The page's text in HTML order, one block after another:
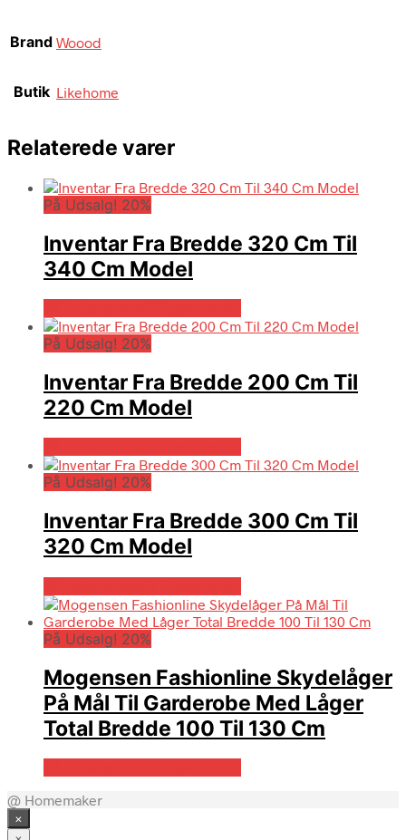
Brand Woood
Butik Likehome
Relaterede varer
På Udsalg! 20%
Inventar Fra Bredde 320 Cm Til
340 Cm Model
På Udsalg! 20%
Inventar Fra Bredde 200 Cm Til
220 Cm Model
På Udsalg! 20%
Inventar Fra Bredde 300 Cm Til
320 Cm Model
På Udsalg! 20%
Mogensen Fashionline Skydelåger
På Mål Til Garderobe Med Låger
Total Bredde 100 Til 130 Cm
@ Homemaker
×